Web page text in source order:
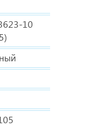
10